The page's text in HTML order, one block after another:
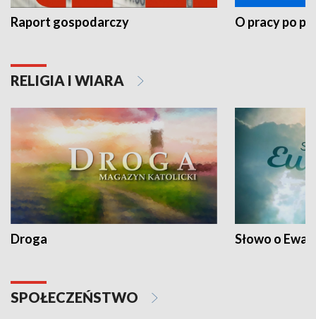
Raport gospodarczy O pracy po
RELIGIA I WIARA
Droga Słowo o
SPOŁECZEŃSTWO